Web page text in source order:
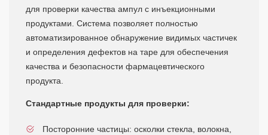
для проверки качества ампул с инъекционными
продуктами. Система позволяет полностью
автоматизированное обнаружение видимых частичек
и определения дефектов на таре для обеспечения
качества и безопасности фармацевтического
продукта.
Стандартные продукты для проверки:
Посторонние частицы: осколки стекла, волокна,